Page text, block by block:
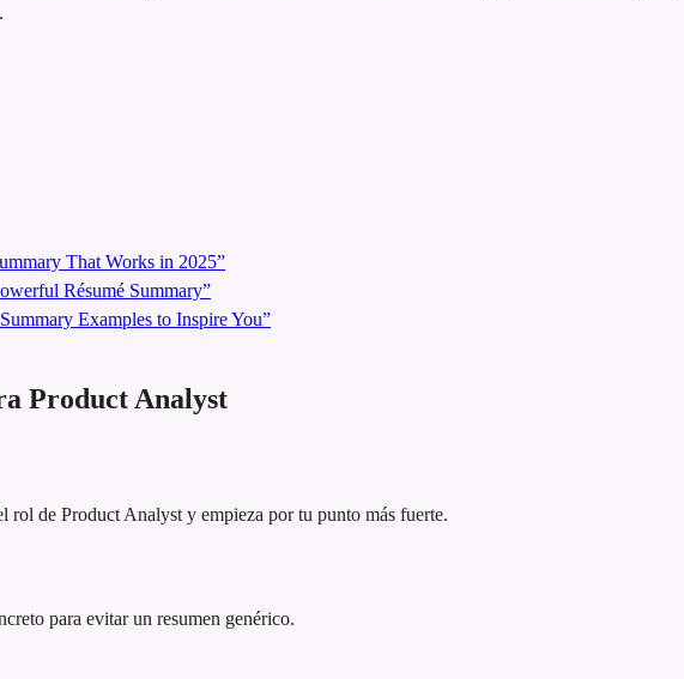
That Works in 2025”
Résumé Summary”
Examples to Inspire You”
Product Analyst
rol de Product Analyst y empieza por tu punto más fuerte.
para evitar un resumen genérico.